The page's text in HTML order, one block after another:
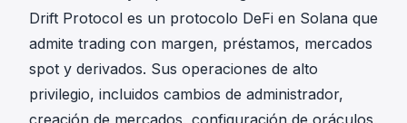
Drift Protocol es un protocolo DeFi en Solana que
admite trading con margen, préstamos, mercados
spot y derivados. Sus operaciones de alto
privilegio, incluidos cambios de administrador,
creación de mercados, configuración de oráculos,